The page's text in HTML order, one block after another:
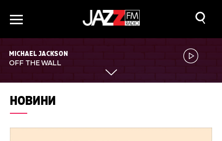
MICHAEL JACKSON
OFF THE WALL
НОВИНИ